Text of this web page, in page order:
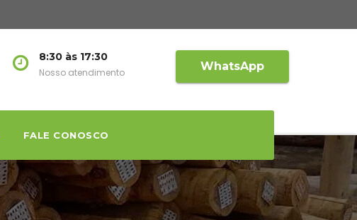
8:30 às 17:30
Nosso atendimento WhatsApp
FALE CONOSCO